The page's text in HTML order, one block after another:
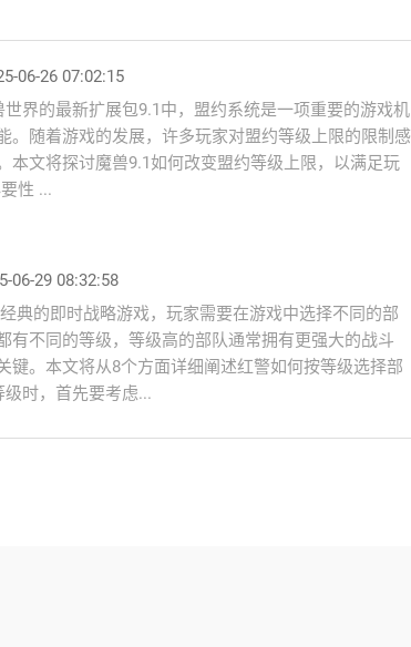
06-26 07:02:15
界的最新扩展包9.1中，盟约系统是一项重要的游戏机
。随着游戏的发展，许多玩家对盟约等级上限的限制感
本文将探讨魔兽9.1如何改变盟约等级上限，以满足玩
性 ...
06-29 08:32:58
典的即时战略游戏，玩家需要在游戏中选择不同的部
有不同的等级，等级高的部队通常拥有更强大的战斗
键。本文将从8个方面详细阐述红警如何按等级选择部
时，首先要考虑...